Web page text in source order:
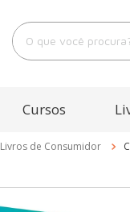
O que você procura?
Cursos
Livros de Consumidor